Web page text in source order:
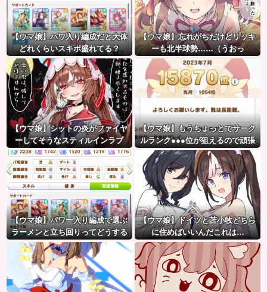
【ウマ娘】パワ入り編成だと大体
どれくらいスキポ盛れてる？
【ウマ娘】忘れがちだけどリッキ
ーも北半球勢……（うおっ
【ウマ娘】シットの炎がファイヤ
ーしてそうなスティルインラブ
（セーラーマーズ衣装）
【ウマ娘】もうちょっとでサーク
ルランク●●●位が狙えるので頑張
りましょう。← これ
【ウマ娘】パワー入り編成で選ぶ
ラーメンと立ち回りってどうする
べきなの？
【ウマ娘】ドイツと苫小牧どちら
に住めばいいんだこれは…